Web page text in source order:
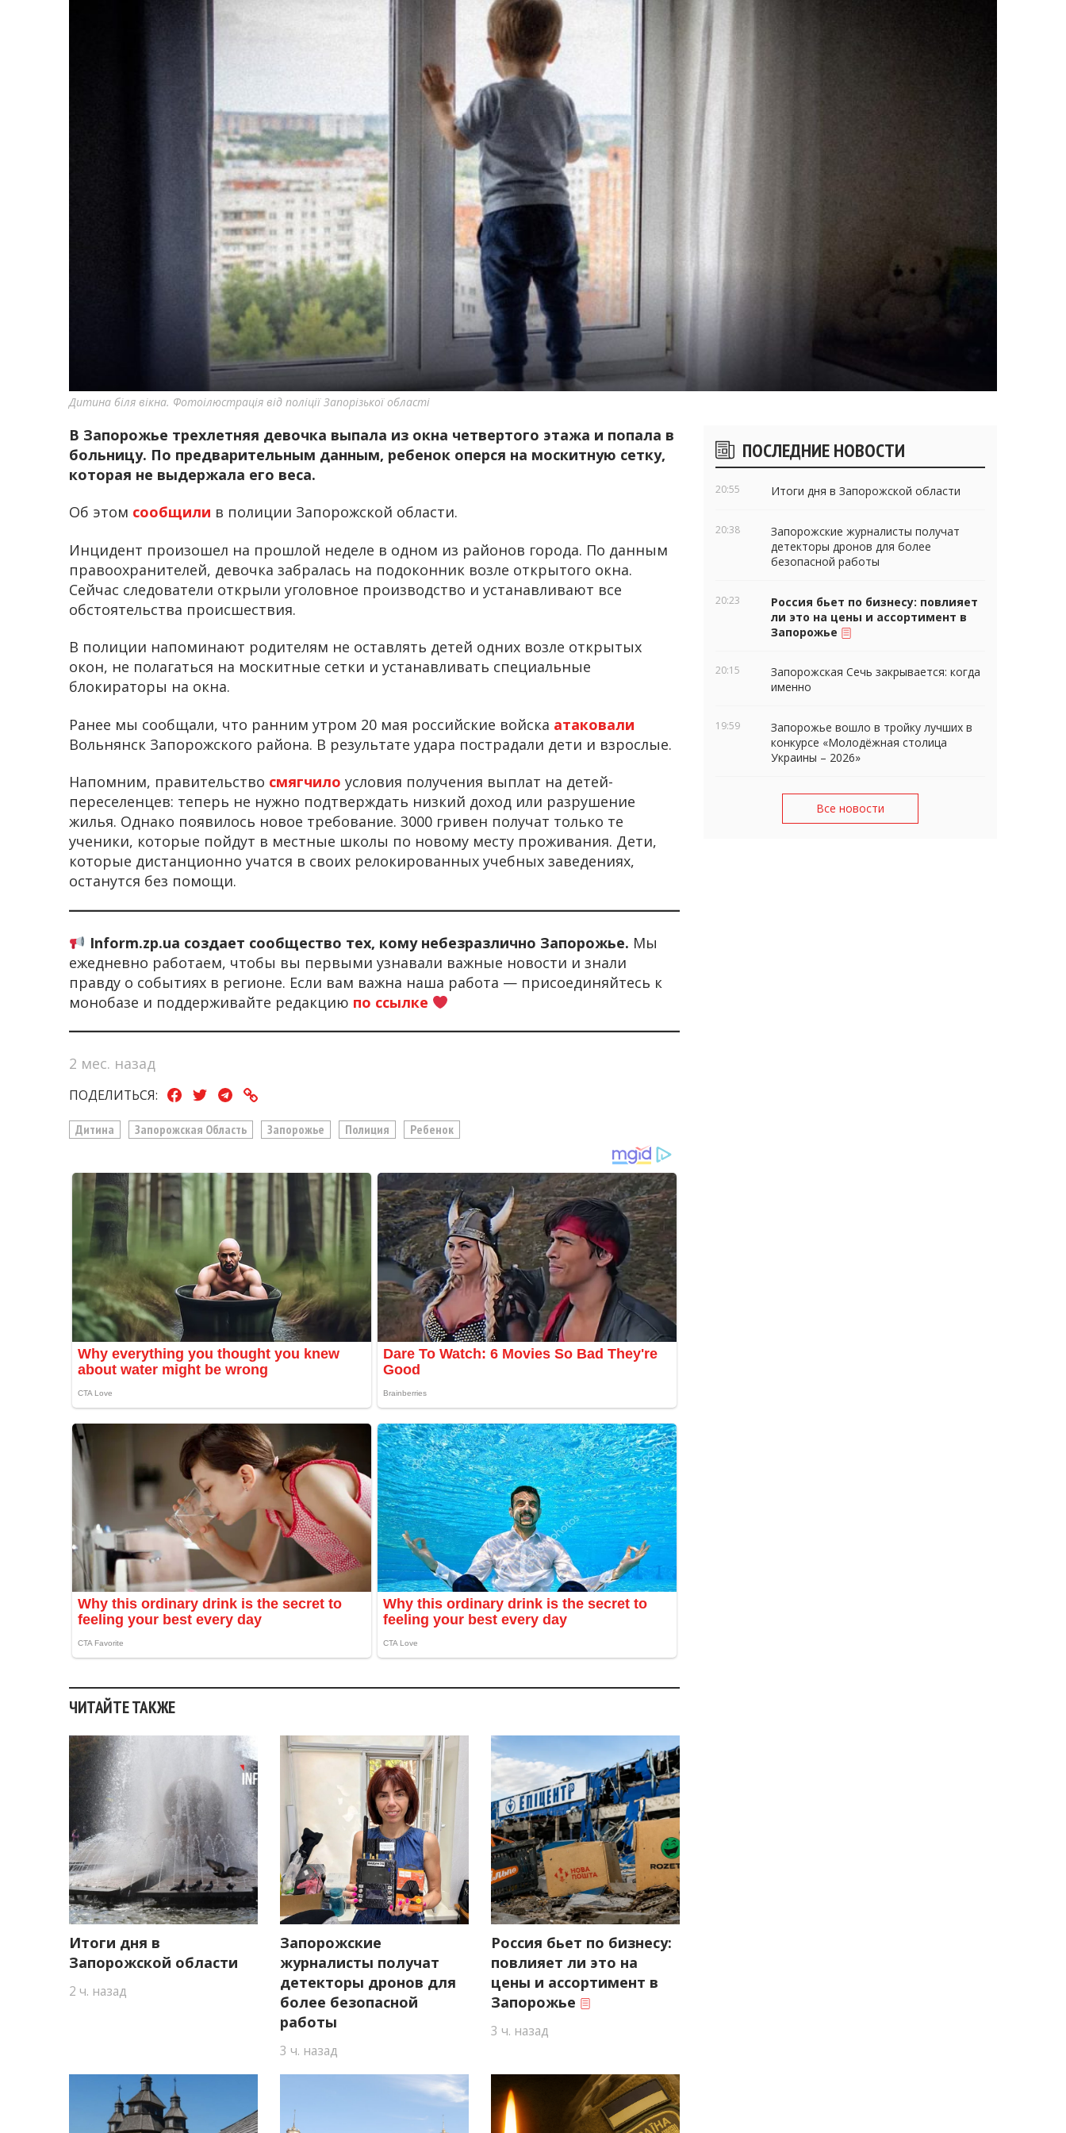
Дитина біля вікна. Фотоілюстрація від поліції Запорізької області
В Запорожье трехлетняя девочка выпала из окна четвертого этажа и попала в
больницу. По предварительным данным, ребенок оперся на москитную сетку,
которая не выдержала его веса.
Об этом сообщили в полиции Запорожской области.
Инцидент произошел на прошлой неделе в одном из районов города. По данным
правоохранителей, девочка забралась на подоконник возле открытого окна.
Сейчас следователи открыли уголовное производство и устанавливают все
обстоятельства происшествия.
В полиции напоминают родителям не оставлять детей одних возле открытых
окон, не полагаться на москитные сетки и устанавливать специальные
блокираторы на окна.
Ранее мы сообщали, что ранним утром 20 мая российские войска атаковали
Вольнянск Запорожского района. В результате удара пострадали дети и взрослые.
Напомним, правительство смягчило условия получения выплат на детей-
переселенцев: теперь не нужно подтверждать низкий доход или разрушение
жилья. Однако появилось новое требование. 3000 гривен получат только те
ученики, которые пойдут в местные школы по новому месту проживания. Дети,
которые дистанционно учатся в своих релокированных учебных заведениях,
останутся без помощи.
Inform.zp.ua создает сообщество тех, кому небезразлично Запорожье. Мы
ежедневно работаем, чтобы вы первыми узнавали важные новости и знали
правду о событиях в регионе. Если вам важна наша работа — присоединяйтесь к
монобазе и поддерживайте редакцию по ссылке
2 мес. назад
ПОДЕЛИТЬСЯ:
Дитина Запорожская Область Запорожье Полиция Ребенок
ЧИТАЙТЕ ТАКЖЕ
Итоги дня в
Запорожской области
2 ч. назад
Запорожские
журналисты получат
детекторы дронов для
более безопасной
работы
3 ч. назад
Россия бьет по бизнесу:
повлияет ли это на
цены и ассортимент в
Запорожье
3 ч. назад
Боковые
виджеты
ПОСЛЕДНИЕ НОВОСТИ
20:55 Итоги дня в Запорожской области
20:38
Запорожские журналисты получат
детекторы дронов для более
безопасной работы
20:23
Россия бьет по бизнесу: повлияет
ли это на цены и ассортимент в
Запорожье
20:15
Запорожская Сечь закрывается: когда
именно
19:59
Запорожье вошло в тройку лучших в
конкурсе «Молодёжная столица
Украины – 2026»
Все новости